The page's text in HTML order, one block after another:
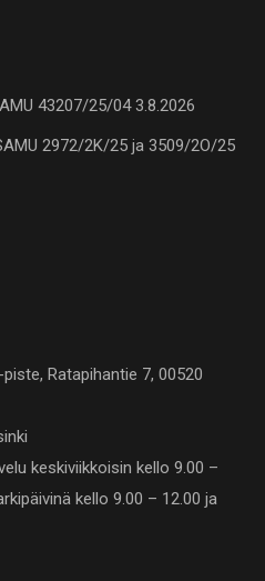
43207/25/04 3.8.2026
2972/2K/25 ja 3509/2O/25
Ratapihantie 7, 00520
keskiviikkoisin kello 9.00 –
kello 9.00 – 12.00 ja